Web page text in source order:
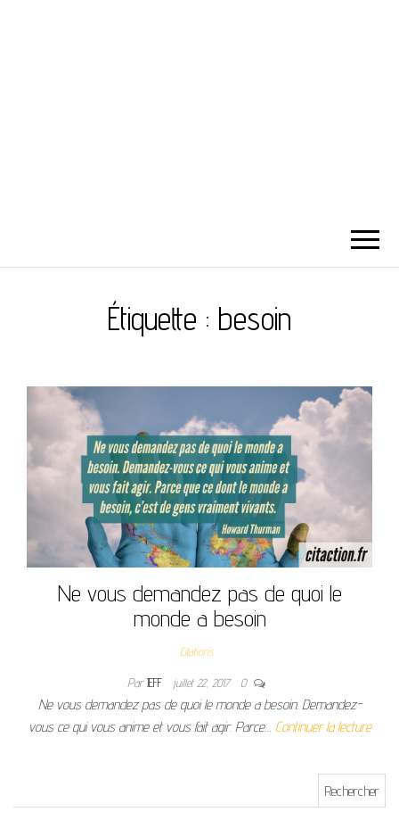
Étiquette : besoin
Ne vous demandez pas de quoi le
monde a besoin
Citations
ParJEFF juillet 22, 2017 0
Ne vous demandez pas de quoi le monde a besoin. Demandez-
vous ce qui vous anime et vous fait agir. Parce… Continuer la lecture